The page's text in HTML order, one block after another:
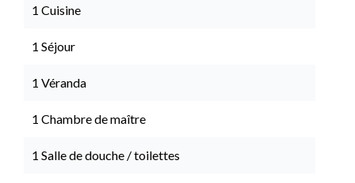
1 Cuisine
1 Séjour
1 Véranda
1 Chambre de maître
1 Salle de douche / toilettes